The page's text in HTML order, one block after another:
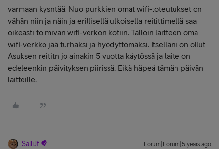
varmaan kysntää. Nuo purkkien omat wifi-toteutukset on
vähän niin ja näin ja erillisellä ulkoisella reitittimellä saa
oikeasti toimivan wifi-verkon kotiin. Tällöin laitteen oma
wifi-verkko jää turhaksi ja hyödyttömäksi. Itselläni on ollut
Asuksen reititn jo ainakin 5 vuotta käytössä ja laite on
edeleenkin päivityksen piirissä. Eikä häpeä tämän päivän
laitteille.
SalliJf Forum|Forum|5 years ago